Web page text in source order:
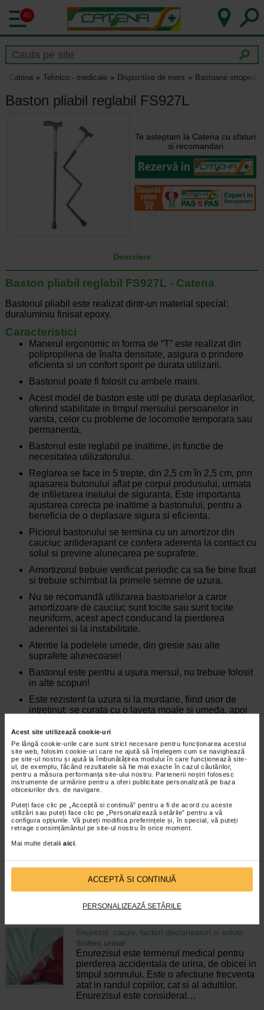
Acest site utilizează cookie-uri
Pe lângă cookie-urile care sunt strict necesare pentru funcționarea acestui
site web, folosim cookie-uri care ne ajută să înțelegem cum se navighează
pe site-ul nostru și ajută la îmbunătățirea modului în care funcționează site-
ul, de exemplu, făcând rezultatele să fie mai exacte în cazul căutărilor,
pentru a măsura performanța site-ului nostru. Partenerii noștri folosesc
instrumente de urmărire pentru a oferi publicitate personalizată pe baza
obiceiurilor dvs. de navigare.
Puteți face clic pe „Acceptă si continuă” pentru a fi de acord cu aceste
utilizări sau puteți face clic pe „Personalizează setările” pentru a vă
configura opțiunile. Vă puteți modifica preferințele și, în special, vă puteți
retrage consimțământul pe site-ul nostru în orice moment.
Mai multe detalii aici.
ACCEPTĂ SI CONTINUĂ
PERSONALIZEAZĂ SETĂRILE
40
Catena Tehnico - medicale Dispozitive de mers Bastoane
Baston pliabil reglabil FS927L
Te asteptam la Catena cu sfaturi
si recomandari
Descriere
Baston pliabil reglabil FS927L - Catena
Bastonul pliabil este realizat dintr-un material special:
duraluminiu finisat epoxy.
Caracteristici
Manerul ergonomic in forma de “T” este realizat din
polipropilena de înalta densitate, asigura o prindere
eficienta si un confort sporit pe durata utilizarii.
Bastonul poate fi folosit cu ambele maini.
Acest model de baston este util pe durata deplasarilor,
oferind stabilitate in timpul mersului persoanelor in
varsta, celor cu probleme de locomotie temporara sau
permanenta.
Bastonul este reglabil pe inaltime, in functie de
necesitatea utilizatorului.
Reglarea se face in 5 trepte, din 2,5 cm în 2,5 cm, prin
apasarea butonului aflat pe corpul produsului, urmata
de infiletarea inelului de siguranta. Este importanta
ajustarea corecta pe inaltime a bastonului, pentru a
beneficia de o deplasare sigura si eficienta.
Piciorul bastonului se termina cu un amortizor din
cauciuc antiderapant ce confera aderenta la contact cu
solul si previne alunecarea pe suprafete.
Amortizorul trebuie verificat periodic ca sa fie bine fixat
si trebuie schimbat la primele semne de uzura.
Nu se recomandă utilizarea bastoanelor a caror
amortizoare de cauciuc sunt tocite sau sunt tocite
neuniform, acest apect conducand la pierderea
aderentei si la instabilitate.
Atentie la podelele umede, din gresie sau alte
suprafete alunecoase!
Bastonul este pentru a ușura mersul, nu trebuie folosit
in alte scopuri!
Este rezistent la uzura si la murdarie, fiind usor de
intretinut: se curata cu o laveta moale si umeda, apoi
Producator: FOSHAN DAYANG
*Pentru pret te asteptam in cea mai apropiata farmacie Catena
CELE MAI RECENTE ARTICOLE
Cum sa va dezvoltati inteligenta emotionala:
metode prin care va puteti imbunatati EQ-ul
Boli neurologice si psihice
capacitatea de a identifica si gestiona
propriile emotii, precum si emotiile celorlalti.
In general, se spune ca inteligenta
Enurezis: cauze, factori declansatori si solutii
Sistem urinar
Enurezisul este termenul medical pentru
pierderea accidentala de urina, de obicei in
timpul somnului. Este o afectiune frecventa
atat in randul copiilor, cat si al adultilor.
Enurezisul este considerat…